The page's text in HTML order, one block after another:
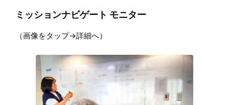
ミッションナビゲート モニター
（画像をタップ→詳細へ）